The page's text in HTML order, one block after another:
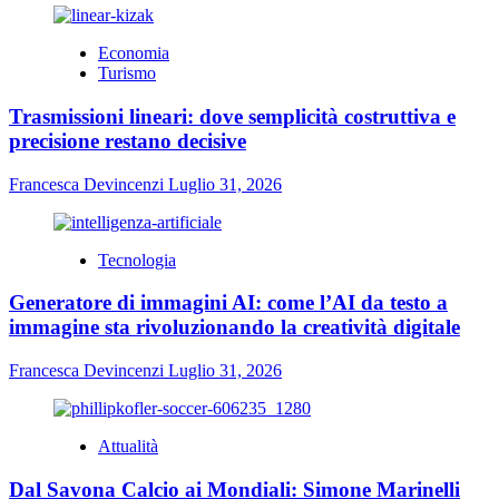
Economia
Turismo
Trasmissioni lineari: dove semplicità costruttiva e
precisione restano decisive
Francesca Devincenzi Luglio 31, 2026
Tecnologia
Generatore di immagini AI: come l’AI da testo a
immagine sta rivoluzionando la creatività digitale
Francesca Devincenzi Luglio 31, 2026
Attualità
Dal Savona Calcio ai Mondiali: Simone Marinelli